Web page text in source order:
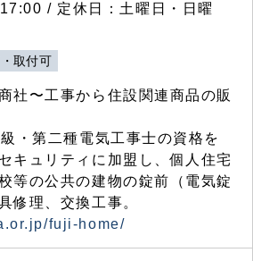
/ 定休日：土曜日・日曜
取付可
社〜工事から住設関連商品の販
・第二種電気工事士の資格を
キュリティに加盟し、個人住宅
等の公共の建物の錠前（電気錠
修理、交換工事。
fuji-home/